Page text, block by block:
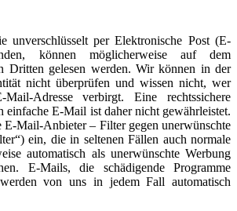
unverschlüsselt per Elektronische Post (E-
können möglicherweise auf dem
Dritten gelesen werden. Wir können in der
nicht überprüfen und wissen nicht, wer
Adresse verbirgt. Eine rechtssichere
E-Mail ist daher nicht gewährleistet.
E-Mail-Anbieter – Filter gegen unerwünschte
ein, die in seltenen Fällen auch normale
automatisch als unerwünschte Werbung
E-Mails, die schädigende Programme
von uns in jedem Fall automatisch